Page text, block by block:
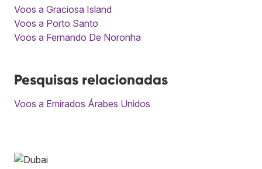
Voos a Graciosa Island
Voos a Porto Santo
Voos a Fernando De Noronha
Pesquisas relacionadas
Voos a Emirados Árabes Unidos